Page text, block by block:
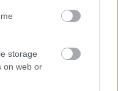
storage
on web or